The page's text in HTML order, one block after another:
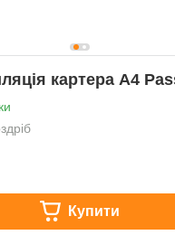
картера A4
Купити